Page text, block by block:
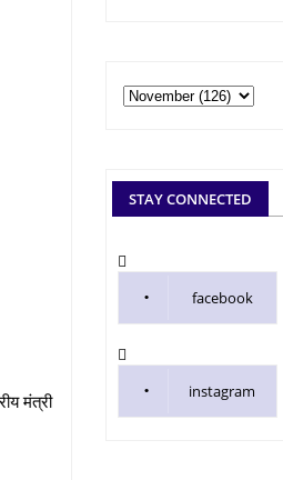
मंत्री
STAY CONNECTED
facebook
instagram